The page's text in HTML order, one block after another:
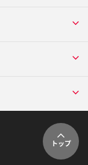
トップ